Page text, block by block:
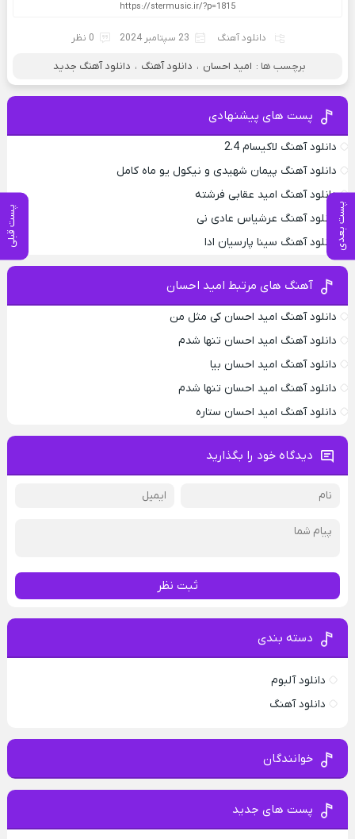
پست بعدی پست قبلی
دانلود آهنگ 23 سپتامبر 2024 0 نظر
برچسب ها : امید احسان ، دانلود آهنگ ، دانلود آهنگ جدید
پست های پیشنهادی
دانلود آهنگ لاکیسام 2.4
دانلود آهنگ پیمان شهیدی و نیکول یو ماه کامل
دانلود آهنگ امید عقابی فرشته
دانلود آهنگ عرشیاس عادی نی
دانلود آهنگ سینا پارسیان ادا
آهنگ های مرتبط امید احسان
دانلود آهنگ امید احسان کی مثل من
دانلود آهنگ امید احسان تنها شدم
دانلود آهنگ امید احسان بیا
دانلود آهنگ امید احسان تنها شدم
دانلود آهنگ امید احسان ستاره
دیدگاه خود را بگذارید
ثبت نظر
دسته بندی
دانلود آلبوم
دانلود آهنگ
خوانندگان
پست های جدید